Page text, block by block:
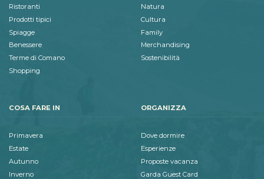
Ristoranti
Prodotti tipici
Spiagge
Benessere
Terme di Comano
Shopping
Natura
Cultura
Family
Merchandising
Sostenibilità
COSA FARE IN
Primavera
Estate
Autunno
Inverno
ORGANIZZA
Dove dormire
Esperienze
Proposte vacanza
Garda Guest Card